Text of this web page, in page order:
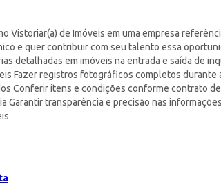
Vistoriar(a) de Imóveis em uma empresa
e quer contribuir com seu talento essa
detalhadas em imóveis na entrada e saída de
Fazer registros fotográficos completos durante
Conferir itens e condições conforme contrato
Garantir transparência e precisão nas